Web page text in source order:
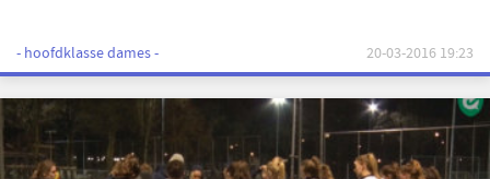
- hoofdklasse dames - 20-03-2016 19:23